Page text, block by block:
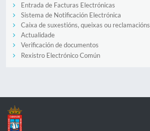
Entrada de Facturas Electrónicas
Sistema de Notificación Electrónica
Caixa de suxestións, queixas ou reclamacións
Actualidade
Verificación de documentos
Rexistro Electrónico Común